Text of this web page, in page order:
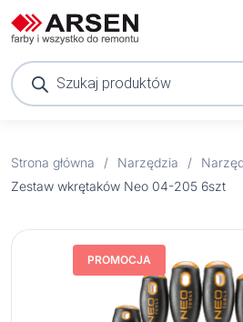
Wyszukiwarka
produktów
Strona główna / Narzędzia /
Zestaw wkrętaków Neo 04-205 6szt
PROMOCJA